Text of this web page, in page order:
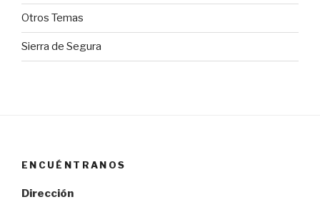
Otros Temas
Sierra de Segura
ENCUÉNTRANOS
Dirección